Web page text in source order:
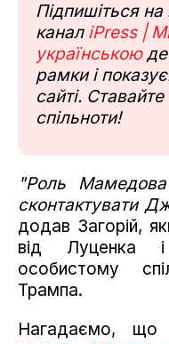
Підпишіться
канал iPress |
українськоюде
рамки і
сайті.
спільноти!
"Роль
сконтактувати
додав Загорій,
від Луценка
особистому
Трампа.
Нагадаємо, що